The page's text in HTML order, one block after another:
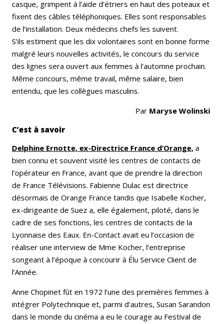
casque, grimpent à l’aide d’étriers en haut des poteaux et
fixent des câbles téléphoniques. Elles sont responsables
de l’installation. Deux médecins chefs les suivent.
S’ils estiment que les dix volontaires sont en bonne forme
malgré leurs nouvelles activités, le concours du service
des lignes sera ouvert aux femmes à l’automne prochain.
Même concours, même travail, même salaire, bien
entendu, que les collègues masculins.
Par Maryse Wolinski
C’est à savoir
Delphine Ernotte, ex-Directrice France d’Orange, a
bien connu et souvent visité les centres de contacts de
l’opérateur en France, avant que de prendre la direction
de France Télévisions. Fabienne Dulac est directrice
désormais de Orange France tandis que Isabelle Kocher,
ex-dirigeante de Suez a, elle également, piloté, dans le
cadre de ses fonctions, les centres de contacts de la
Lyonnaise des Eaux. En-Contact avait eu l’occasion de
réaliser une interview de Mme Kocher, l’entreprise
songeant à l’époque à concourir à Élu Service Client de
l’Année.
Anne Chopinet fût en 1972 l’une des premières femmes à
intégrer Polytechnique et, parmi d’autres, Susan Sarandon
dans le monde du cinéma a eu le courage au Festival de